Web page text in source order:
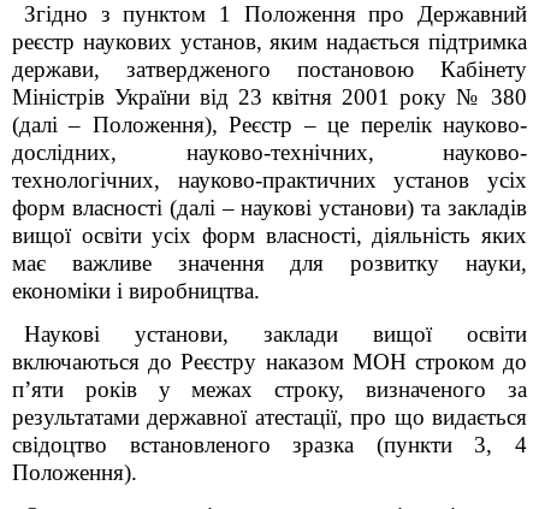
Згідно з пунктом 1 Положення про Державний
реєстр наукових установ, яким надається підтримка
держави, затвердженого постановою Кабінету
Міністрів України від 23 квітня 2001 року № 380
(далі– Положення), Реєстр–це перелік науково-
дослідних, науково-технічних, науково-
технологічних, науково-практичних установ усіх
форм власності (далі–наукові установи) та закладів
вищої освіти усіх форм власності, діяльність яких
має важливе значення для розвитку науки,
економіки і виробництва.
Наукові установи, заклади вищої освіти
включаються до Реєстру наказом МОН строком до
п’яти років у межах строку, визначеного за
результатами державної атестації, про що видається
свідоцтво встановленого зразка (пункти 3, 4
Положення).